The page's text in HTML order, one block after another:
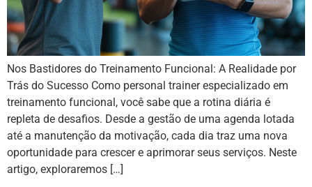
Nos Bastidores do Treinamento Funcional: A Realidade por
Trás do Sucesso Como personal trainer especializado em
treinamento funcional, você sabe que a rotina diária é
repleta de desafios. Desde a gestão de uma agenda lotada
até a manutenção da motivação, cada dia traz uma nova
oportunidade para crescer e aprimorar seus serviços. Neste
artigo, exploraremos […]